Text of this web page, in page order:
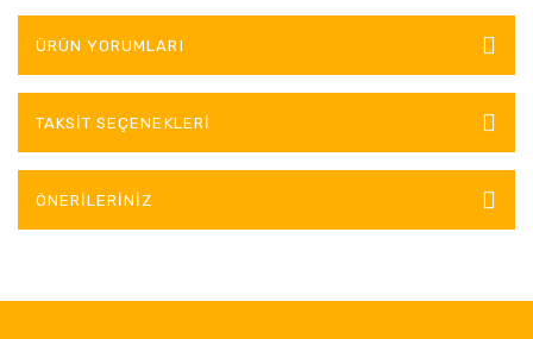
ÜRÜN YORUMLARI
TAKSIT SEÇENEKLERI
ÖNERILERINIZ